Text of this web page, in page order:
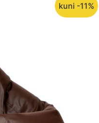
kuni -11%